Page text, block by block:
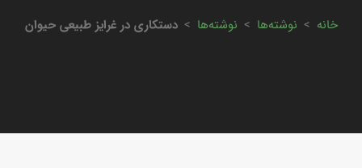
خانه > نوشته‌ها > نوشته‌ها > دستکاری در غرایز طبیعی حیوان